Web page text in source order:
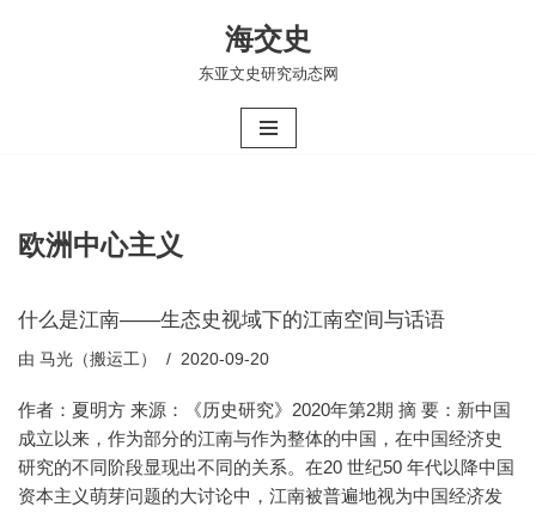
海交史
东亚文史研究动态网
欧洲中心主义
什么是江南——生态史视域下的江南空间与话语
由 马光（搬运工） 2020-09-20
作者：夏明方 来源：《历史研究》2020年第2期 摘 要：新中国
成立以来，作为部分的江南与作为整体的中国，在中国经济史
研究的不同阶段显现出不同的关系。在20 世纪50 年代以降中国
资本主义萌芽问题的大讨论中，江南被普遍地视为中国经济发